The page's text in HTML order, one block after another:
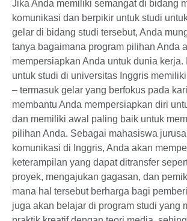
Jika Anda memiliki semangat di bidang
komunikasi dan berpikir untuk studi
gelar di bidang studi tersebut, Anda
tanya bagaimana program pilihan Anda
mempersiapkan Anda untuk dunia kerja.
untuk studi di universitas Inggris
– termasuk gelar yang berfokus pada
membantu Anda mempersiapkan diri
dan memiliki awal paling baik untuk
pilihan Anda. Sebagai mahasiswa
komunikasi di Inggris, Anda akan
keterampilan yang dapat ditransfer
proyek, mengajukan gagasan, dan
mana hal tersebut berharga bagi
juga akan belajar di program studi yang